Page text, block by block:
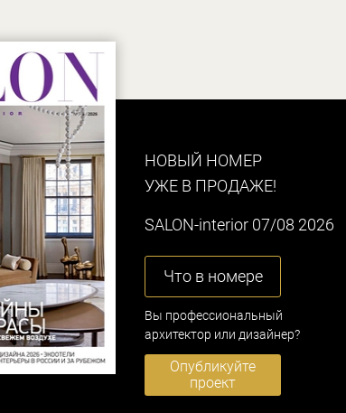
НОВЫЙ НОМЕР
УЖЕ В ПРОДАЖЕ!
SALON-interior 07/08 2026
Что в номере
Вы профессиональный
архитектор или дизайнер?
Опубликуйте
проект